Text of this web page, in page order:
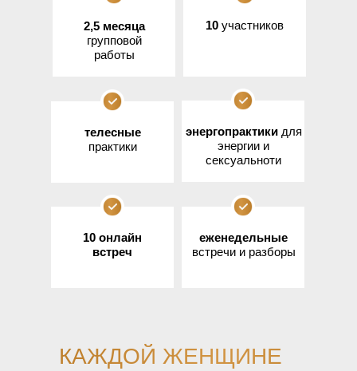
2,5 месяца
групповой
работы
10 участников
телесные
практики
энергопрактики для
энергии и
сексуальноти
10 онлайн
встреч
еженедельные
встречи и разборы
КАЖДОЙ ЖЕНЩИНЕ